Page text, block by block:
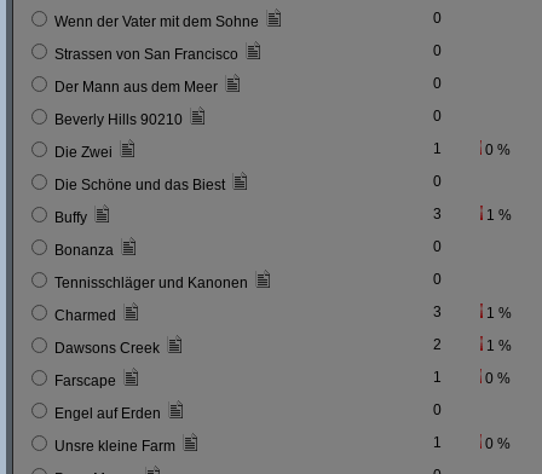
Wenn der Vater mit dem Sohne 0
Strassen von San Francisco 0
Der Mann aus dem Meer 0
Beverly Hills 90210 0
Die Zwei 1 0 %
Die Schöne und das Biest 0
Buffy 3 1 %
Bonanza 0
Tennisschläger und Kanonen 0
Charmed 3 1 %
Dawsons Creek 2 1 %
Farscape 1 0 %
Engel auf Erden 0
Unsre kleine Farm 1 0 %